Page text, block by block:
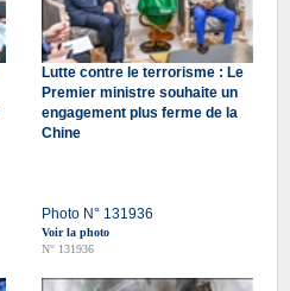
Lutte contre le terrorisme : Le
Premier ministre souhaite un
engagement plus ferme de la
Chine
Photo N° 131936
Voir la photo
N° 131936